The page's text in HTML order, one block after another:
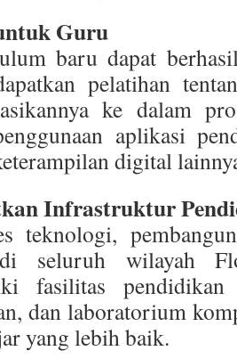
Guru
baru dapat
pelatihan
ke dalam
aplikasi
digital
Infrastruktur
teknologi,
seluruh wilayah
fasilitas
dan laboratorium
yang lebih baik.